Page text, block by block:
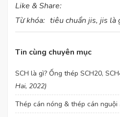
Like & Share:
Từ khóa: tiêu chuẩn jis, jis là
Tin cùng chuyên mục
SCH là gì? Ống thép SCH20,
Hai, 2022)
Thép cán nóng & thép cán nguội